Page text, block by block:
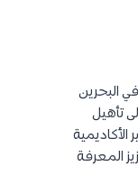
البحرين
تأهيل
المعرفة